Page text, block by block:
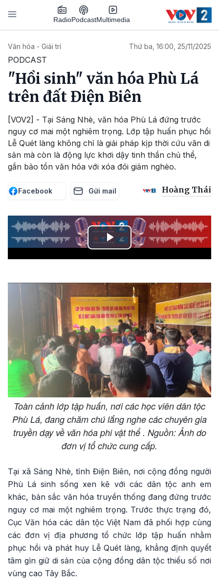
Nhảy đến nội dung
RadioPodcastMultimedia
Văn hóa - Giải trí Thứ ba, 16:00, 25/11/2025
PODCAST
"Hồi sinh" văn hóa Phù Lá
trên đất Điện Biên
[VOV2] - Tại Sáng Nhè, văn hóa Phù Lá đứng trước
nguy cơ mai một nghiêm trọng. Lớp tập huấn phục hồi
Lễ Quét làng không chỉ là giải pháp kịp thời cứu vãn di
sản mà còn là động lực khơi dậy tinh thần chủ thể,
gắn bảo tồn văn hóa với xóa đói giảm nghèo.
Facebook Gửi mail Hoàng Thái
Play
Toàn cảnh lớp tập huấn, nơi các học viên dân tộc
Phù Lá, đang chăm chú lắng nghe các chuyên gia
truyền dạy về văn hóa phi vật thể . Nguồn: Ảnh do
đơn vị tổ chức cung cấp.
Tại xã Sáng Nhè, tỉnh Điện Biên, nơi cộng đồng người
Phù Lá sinh sống xen kẽ với các dân tộc anh em
khác, bản sắc văn hóa truyền thống đang đứng trước
nguy cơ mai một nghiêm trọng. Trước thực trạng đó,
Cục Văn hóa các dân tộc Việt Nam đã phối hợp cùng
các đơn vị địa phương tổ chức lớp tập huấn nhằm
phục hồi và phát huy Lễ Quét làng, khẳng định quyết
tâm gìn giữ di sản của cộng đồng dân tộc thiểu số nơi
vùng cao Tây Bắc.